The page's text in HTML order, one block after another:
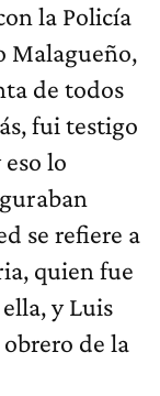
la Policía
Malagueño,
de todos
fui testigo
lo
se refiere a
quien fue
y Luis
de la